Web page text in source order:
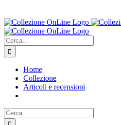
Cerca
per:
Home
Collezione
Articoli e recensioni
Cerca
per: